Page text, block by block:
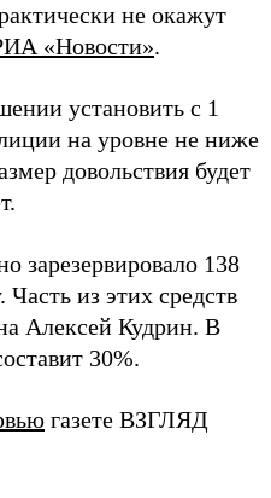
не окажут
«Новости».
установить с 1
на уровне не ниже
довольствия будет
зарезервировало 138
из этих средств
Алексей Кудрин. В
30%.
газете ВЗГЛЯД